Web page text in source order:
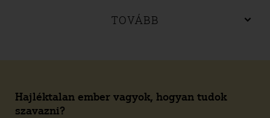
TOVÁBB
Hajléktalan ember vagyok, hogyan tudok
szavazni?